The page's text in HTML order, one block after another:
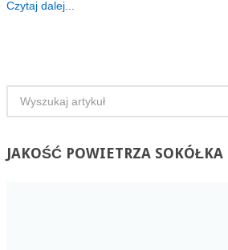
Czytaj dalej...
JAKOŚĆPOWIETRZA SOKÓŁKA